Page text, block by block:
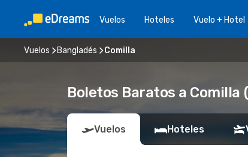
Vuelos Hoteles Vuelo + Hotel
Vuelos Bangladés Comilla
Boletos Baratos a Comilla
Vuelos Hoteles